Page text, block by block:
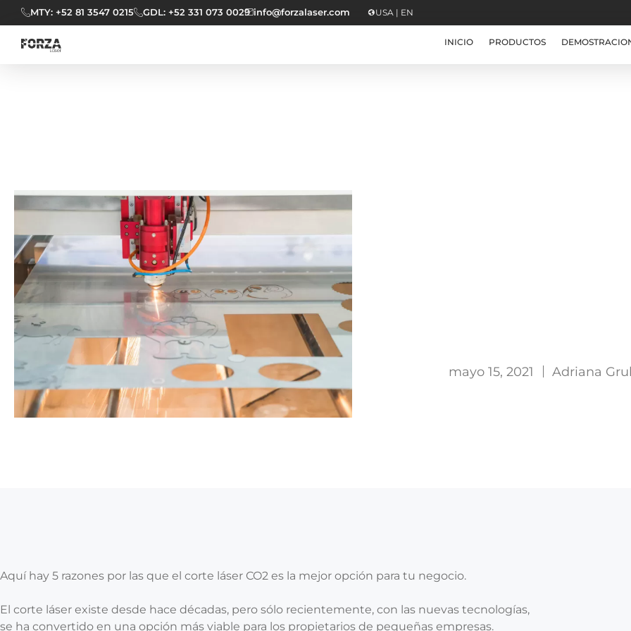
MTY: +52 81 3547 0215 GDL: +52 331 073 0029 info@forzalaser.com USA | EN
INICIO PRODUCTOS
mayo 15, 2021 Adriana
Aquí hay 5 razones por las que el corte láser CO2 es la mejor opción para tu negocio.
El corte láser existe desde hace décadas, pero sólo recientemente, con las nuevas tecnologías,
se ha convertido en una opción más viable para los propietarios de pequeñas empresas.